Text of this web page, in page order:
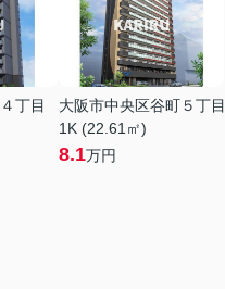
丁目
大阪市中央区谷町５丁目
1K (22.61㎡)
8.1万円